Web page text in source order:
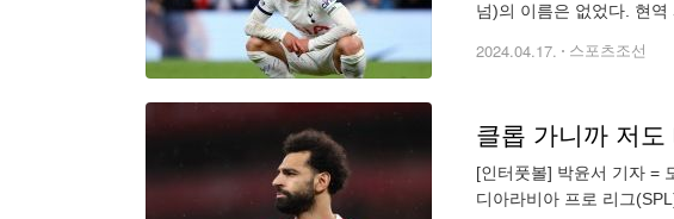
넘)의 이름은 없었다. 현
2024.04.17. 스포츠조선
클롭 가니까 저
[인터풋볼] 박윤서 기자 =
디아라비아 프로 리그